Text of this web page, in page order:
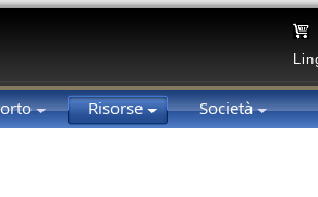
Risorse Società